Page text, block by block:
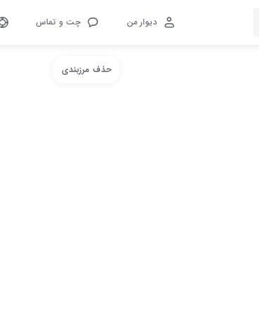
دیوار من چت و تماس
حذف مرزبندی